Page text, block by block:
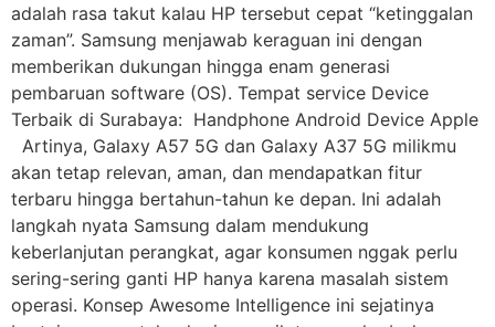
adalah rasa takut kalau HP tersebut cepat “ketinggalan
zaman”. Samsung menjawab keraguan ini dengan
memberikan dukungan hingga enam generasi
pembaruan software (OS). Tempat service Device
Terbaik di Surabaya: Handphone Android Device Apple
Artinya, Galaxy A57 5G dan Galaxy A37 5G milikmu
akan tetap relevan, aman, dan mendapatkan fitur
terbaru hingga bertahun-tahun ke depan. Ini adalah
langkah nyata Samsung dalam mendukung
keberlanjutan perangkat, agar konsumen nggak perlu
sering-sering ganti HP hanya karena masalah sistem
operasi. Konsep Awesome Intelligence ini sejatinya